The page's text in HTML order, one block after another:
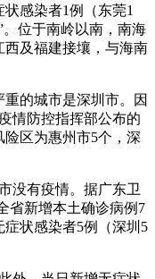
状感染者1例（东莞1
位于南岭以南，南海
及福建接壤，与海南
的城市是深圳市。因
情防控指挥部公布的
区为惠州市5个，深
没有疫情。据广东卫
省新增本土确诊病例7
状感染者5例（深圳5